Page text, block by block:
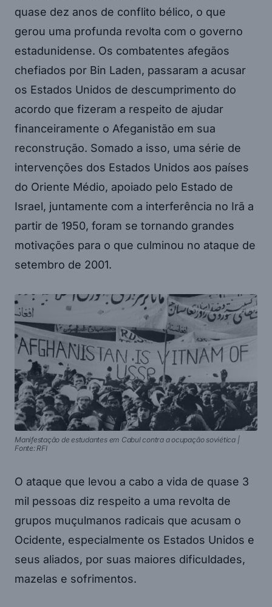
quase dez anos de conflito bélico, o que
gerou uma profunda revolta com o governo
estadunidense. Os combatentes afegãos
chefiados por Bin Laden, passaram a acusar
os Estados Unidos de descumprimento do
acordo que fizeram a respeito de ajudar
financeiramente o Afeganistão em sua
reconstrução. Somado a isso, uma série de
intervenções dos Estados Unidos aos países
do Oriente Médio, apoiado pelo Estado de
Israel, juntamente com a interferência no Irã a
partir de 1950, foram se tornando grandes
motivações para o que culminou no ataque de
setembro de 2001.
Manifestação de estudantes em Cabul contra a ocupação soviética |
Fonte: RFI
O ataque que levou a cabo a vida de quase 3
mil pessoas diz respeito a uma revolta de
grupos muçulmanos radicais que acusam o
Ocidente, especialmente os Estados Unidos e
seus aliados, por suas maiores dificuldades,
mazelas e sofrimentos.